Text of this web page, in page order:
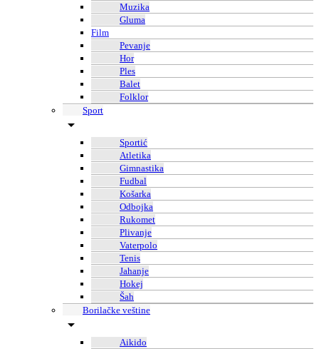
Muzika
Gluma
Film
Pevanje
Hor
Ples
Balet
Folklor
Sport
Sportić
Atletika
Gimnastika
Fudbal
Košarka
Odbojka
Rukomet
Plivanje
Vaterpolo
Tenis
Jahanje
Hokej
Šah
Borilačke veštine
Aikido